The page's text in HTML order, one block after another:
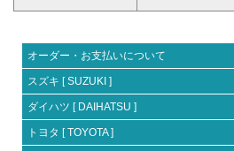
オーダー・お支払いについて
スズキ [ SUZUKI ]
ダイハツ [ DAIHATSU ]
トヨタ [ TOYOTA ]